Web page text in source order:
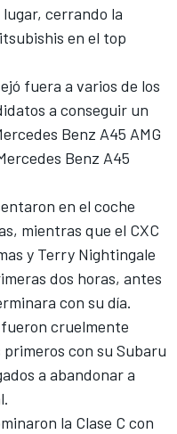
cerrando la
en el top
fuera a varios de los
a conseguir un
Benz A45 AMG
Benz A45
en el coche
mientras que el CXC
y Terry Nightingale
dos horas, antes
con su día.
cruelmente
con su Subaru
a abandonar a
la Clase C con